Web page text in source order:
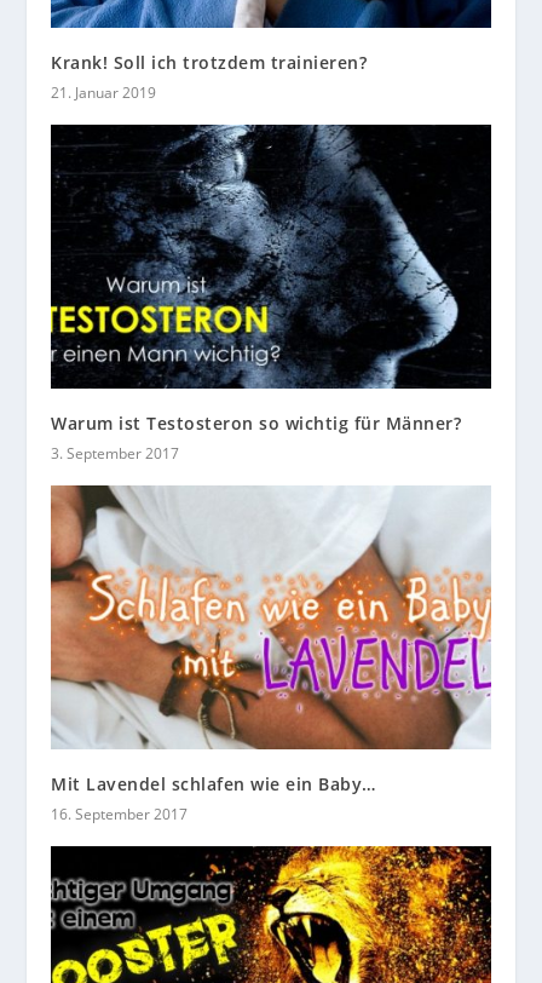
Krank! Soll ich trotzdem trainieren?
21. Januar 2019
Warum ist Testosteron so wichtig für Männer?
3. September 2017
Mit Lavendel schlafen wie ein Baby…
16. September 2017